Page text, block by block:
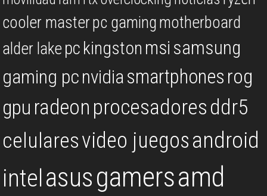
cooler masterpc gamingmotherboard
alder lakepc kingston msi samsung
gaming pcnvidiasmartphones rog
gpu radeon procesadoresddr5
celularesvideo juegosandroid
intel asusgamersamd